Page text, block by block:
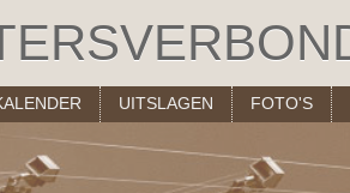
UITSLAGEN FOTO'S